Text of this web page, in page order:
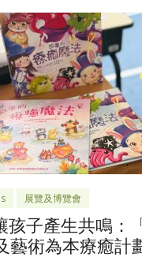
展覽及博覽會
孩子產生共鳴：
藝術為本療癒計